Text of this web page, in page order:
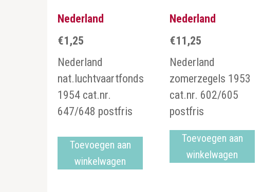
Nederland
€1,25
Nederland
nat.luchtvaartfonds
1954 cat.nr.
647/648 postfris
Toevoegen aan
winkelwagen
Nederland
€11,25
Nederland
zomerzegels 1953
cat.nr. 602/605
postfris
Toevoegen aan
winkelwagen